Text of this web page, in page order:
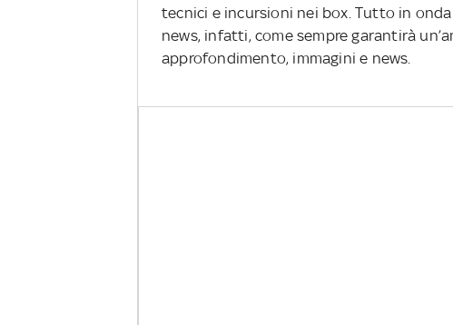
tecnici e incursioni nei box. Tutto in
news, infatti, come sempre garantirà
approfondimento, immagini e news.